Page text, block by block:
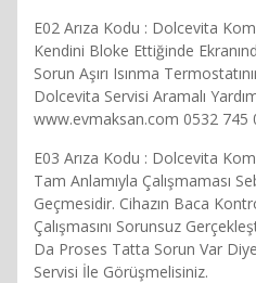
E02 Arıza Kodu : Dolcevita
Kendini Bloke Ettiğinde
Sorun Aşırı Isınma
Dolcevita Servisi Aramalı
www.evmaksan.com 0532 745
E03 Arıza Kodu : Dolcevita
Tam Anlamıyla Çalışmaması
Geçmesidir. Cihazın Baca
Çalışmasını Sorunsuz
Da Proses Tatta Sorun Var
Servisi İle Görüşmelisiniz.